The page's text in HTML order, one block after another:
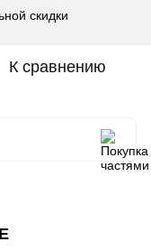
скидки
К сравнению